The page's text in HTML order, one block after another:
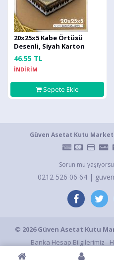
20x25x5 Kabe Örtüsü
Desenli, Siyah Karton
Tabanlı Kutu
46.55 TL
İNDİRİM
Sepete Ekle
Güven Asetat Kutu Market
Sorun mu
0212 526 06 64 |
© 2026 Güven Asetat Kutu
Banka Hesap Bilgilerimiz
Gizlilik ve Kullanım Şartları